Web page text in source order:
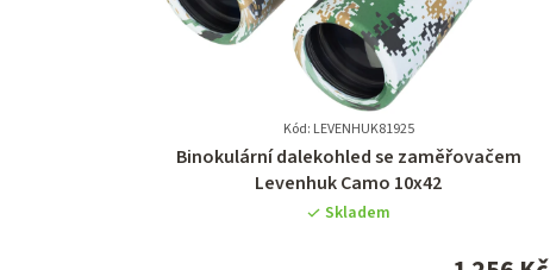
Kód: LEVENHUK81925
Průměrné
hodnocení
produktu
Binokulární dalekohled se zaměřovačem
Levenhuk Camo 10x42
Skladem